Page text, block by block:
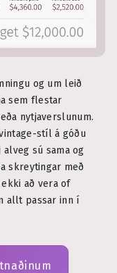
og um leið
sem flestar
nytjaverslunum.
stíl á góðu
sú sama og
skreytingar með
að vera of
allt passar inn í